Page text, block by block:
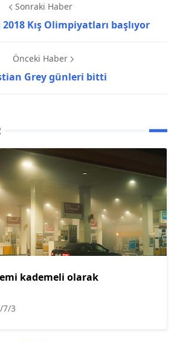
Sonraki Haber
Kış Olimpiyatları başlıyor
Önceki Haber
Grey günleri bitti
kademeli olarak
7/3